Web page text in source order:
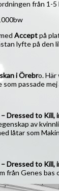
från 1-
Acceptpå
lyfte på den
i Örebro.
passade
Dressed to Kill,
av
låtar som
Dressed to Kill,
från Genes